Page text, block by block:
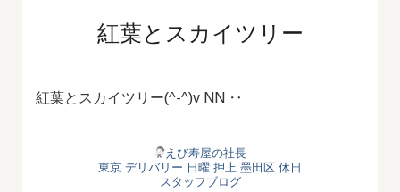
紅葉とスカイツリー
紅葉とスカイツリー(^-^)v NN ‥
えび寿屋の社長
東京 デリバリー 日曜 押上 墨田区 休日
スタッフブログ